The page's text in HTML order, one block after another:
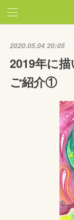
2020.05.04 20:05
2019年に
ご紹介①